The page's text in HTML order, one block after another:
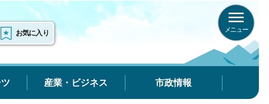
お気に入り メニュー
産業・ビジネス 市政情報